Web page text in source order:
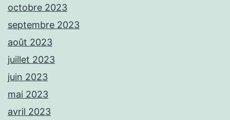
octobre 2023
septembre 2023
août 2023
juillet 2023
juin 2023
mai 2023
avril 2023